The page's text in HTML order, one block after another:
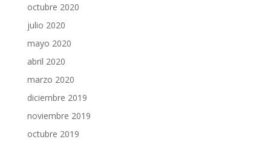
octubre 2020
julio 2020
mayo 2020
abril 2020
marzo 2020
diciembre 2019
noviembre 2019
octubre 2019